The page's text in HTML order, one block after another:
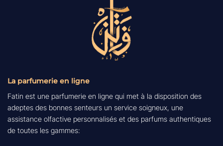
La parfumerie en ligne
Fatin est une parfumerie en ligne qui met à la disposition des
adeptes des bonnes senteurs un service soigneux, une
assistance olfactive personnalisés et des parfums authentiques
de toutes les gammes: